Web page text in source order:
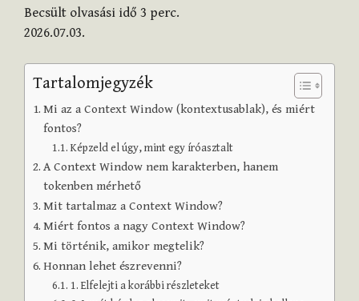
Becsült olvasási idő 3 perc.
2026.07.03.
Tartalomjegyzék
Mi az a Context Window (kontextusablak), és miért
fontos?
Képzeld el úgy, mint egy íróasztalt
A Context Window nem karakterben, hanem
tokenben mérhető
Mit tartalmaz a Context Window?
Miért fontos a nagy Context Window?
Mi történik, amikor megtelik?
Honnan lehet észrevenni?
1. Elfelejti a korábbi részleteket